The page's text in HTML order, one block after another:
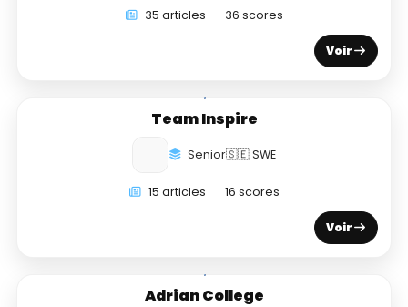
35 articles 36 scores
Voir
Team Inspire
Senior🇸🇪 SWE
15 articles 16 scores
Voir
Adrian College